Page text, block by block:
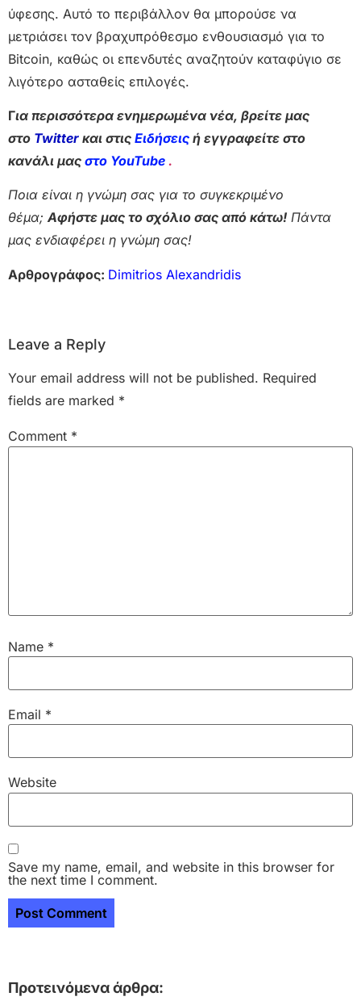
ύφεσης. Αυτό το περιβάλλον θα μπορούσε να
μετριάσει τον βραχυπρόθεσμο ενθουσιασμό για το
Bitcoin, καθώς οι επενδυτές αναζητούν καταφύγιο σε
λιγότερο ασταθείς επιλογές.
Για περισσότερα ενημερωμένα νέα, βρείτε μας
στο Twitter και στις Ειδήσεις ή εγγραφείτε στο
κανάλι μας στο YouTube .
Ποια είναι η γνώμη σας για το συγκεκριμένο
θέμα;Αφήστε μας το σχόλιο σας από κάτω! Πάντα
μας ενδιαφέρει η γνώμη σας!
Αρθρογράφος: Dimitrios Alexandridis
Leave a Reply
Your email address will not be published. Required
fields are marked *
Comment *
Name *
Email *
Website
Save my name, email, and website in this browser for
the next time I comment.
Προτεινόμενα άρθρα: